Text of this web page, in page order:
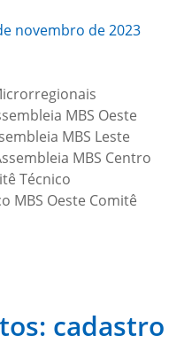
novembro de 2023
MBS Oeste
MBS Leste
MBS Centro
Técnico
MBS Oeste Comitê
cadastro